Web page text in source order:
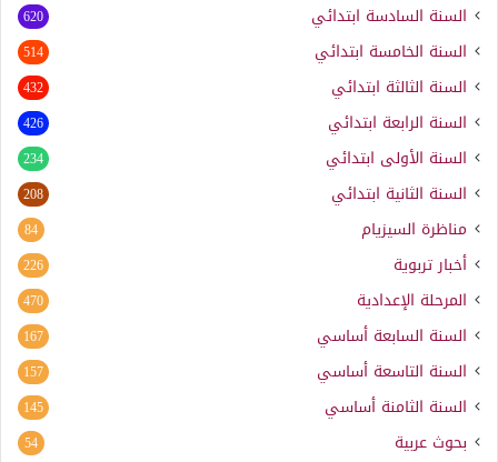
السنة السادسة ابتدائي 620
السنة الخامسة ابتدائي 514
السنة الثالثة ابتدائي 432
السنة الرابعة ابتدائي 426
السنة الأولى ابتدائي 234
السنة الثانية ابتدائي 208
مناظرة السيزيام 84
أخبار تربوية 226
المرحلة الإعدادية 470
السنة السابعة أساسي 167
السنة التاسعة أساسي 157
السنة الثامنة أساسي 145
بحوث عربية 54